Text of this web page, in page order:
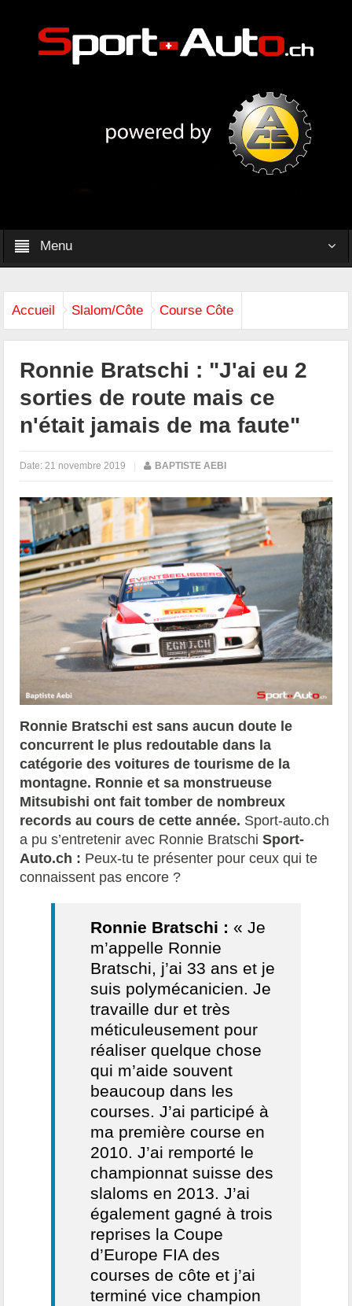
Menu
Accueil Slalom/Côte Course Côte
Ronnie Bratschi : "J'ai eu 2
sorties de route mais ce
n'était jamais de ma faute"
Date: 21 novembre 2019 | BAPTISTE AEBI
Ronnie Bratschi est sans aucun doute le
concurrent le plus redoutable dans la
catégorie des voitures de tourisme de la
montagne. Ronnie et sa monstrueuse
Mitsubishi ont fait tomber de nombreux
records au cours de cette année. Sport-auto.ch
a pu s’entretenir avec Ronnie BratschiSport-
Auto.ch : Peux-tu te présenter pour ceux qui te
connaissent pas encore ?
Ronnie Bratschi : « Je
m’appelle Ronnie
Bratschi, j’ai 33 ans et je
suis polymécanicien. Je
travaille dur et très
méticuleusement pour
réaliser quelque chose
qui m’aide souvent
beaucoup dans les
courses. J’ai participé à
ma première course en
2010. J’ai remporté le
championnat suisse des
slaloms en 2013. J’ai
également gagné à trois
reprises la Coupe
d’Europe FIA des
courses de côte et j’ai
terminé vice champion